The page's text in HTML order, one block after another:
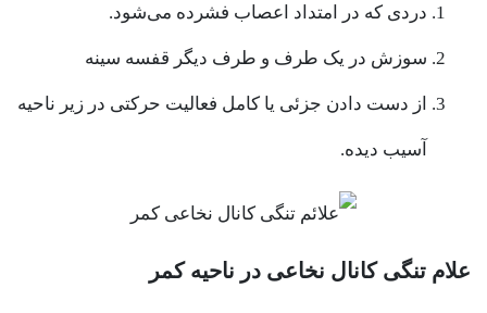
دردی که در امتداد اعصاب فشرده می‌شود.
سوزش در یک طرف و طرف دیگر قفسه سینه
از دست دادن جزئی یا کامل فعالیت حرکتی در زیر ناحیه
آسیب دیده.
علام تنگی کانال نخاعی در ناحیه کمر